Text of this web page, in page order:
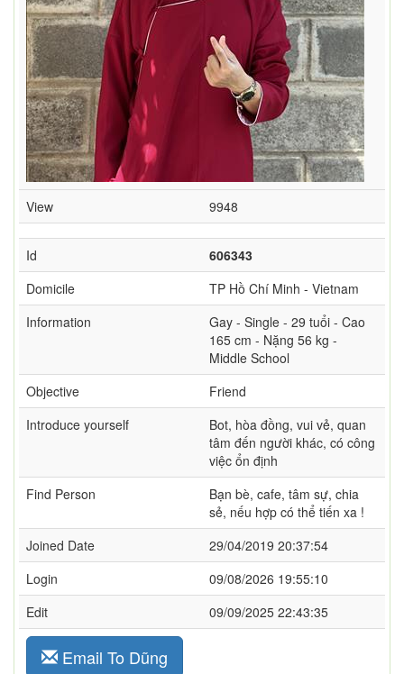
View 9948
Id
606343
Domicile
TP Hồ Chí Minh - Vietnam
Information
Gay - Single - 29 tuổi - Cao
165 cm - Nặng 56 kg -
Middle School
Objective
Friend
Introduce yourself
Bot, hòa đồng, vui vẻ, quan
tâm đến người khác, có công
việc ổn định
Find Person
Bạn bè, cafe, tâm sự, chia
sẻ, nếu hợp có thể tiến xa !
Joined Date
29/04/2019 20:37:54
Login
09/08/2026 19:55:10
Edit
09/09/2025 22:43:35
Email To Dũng